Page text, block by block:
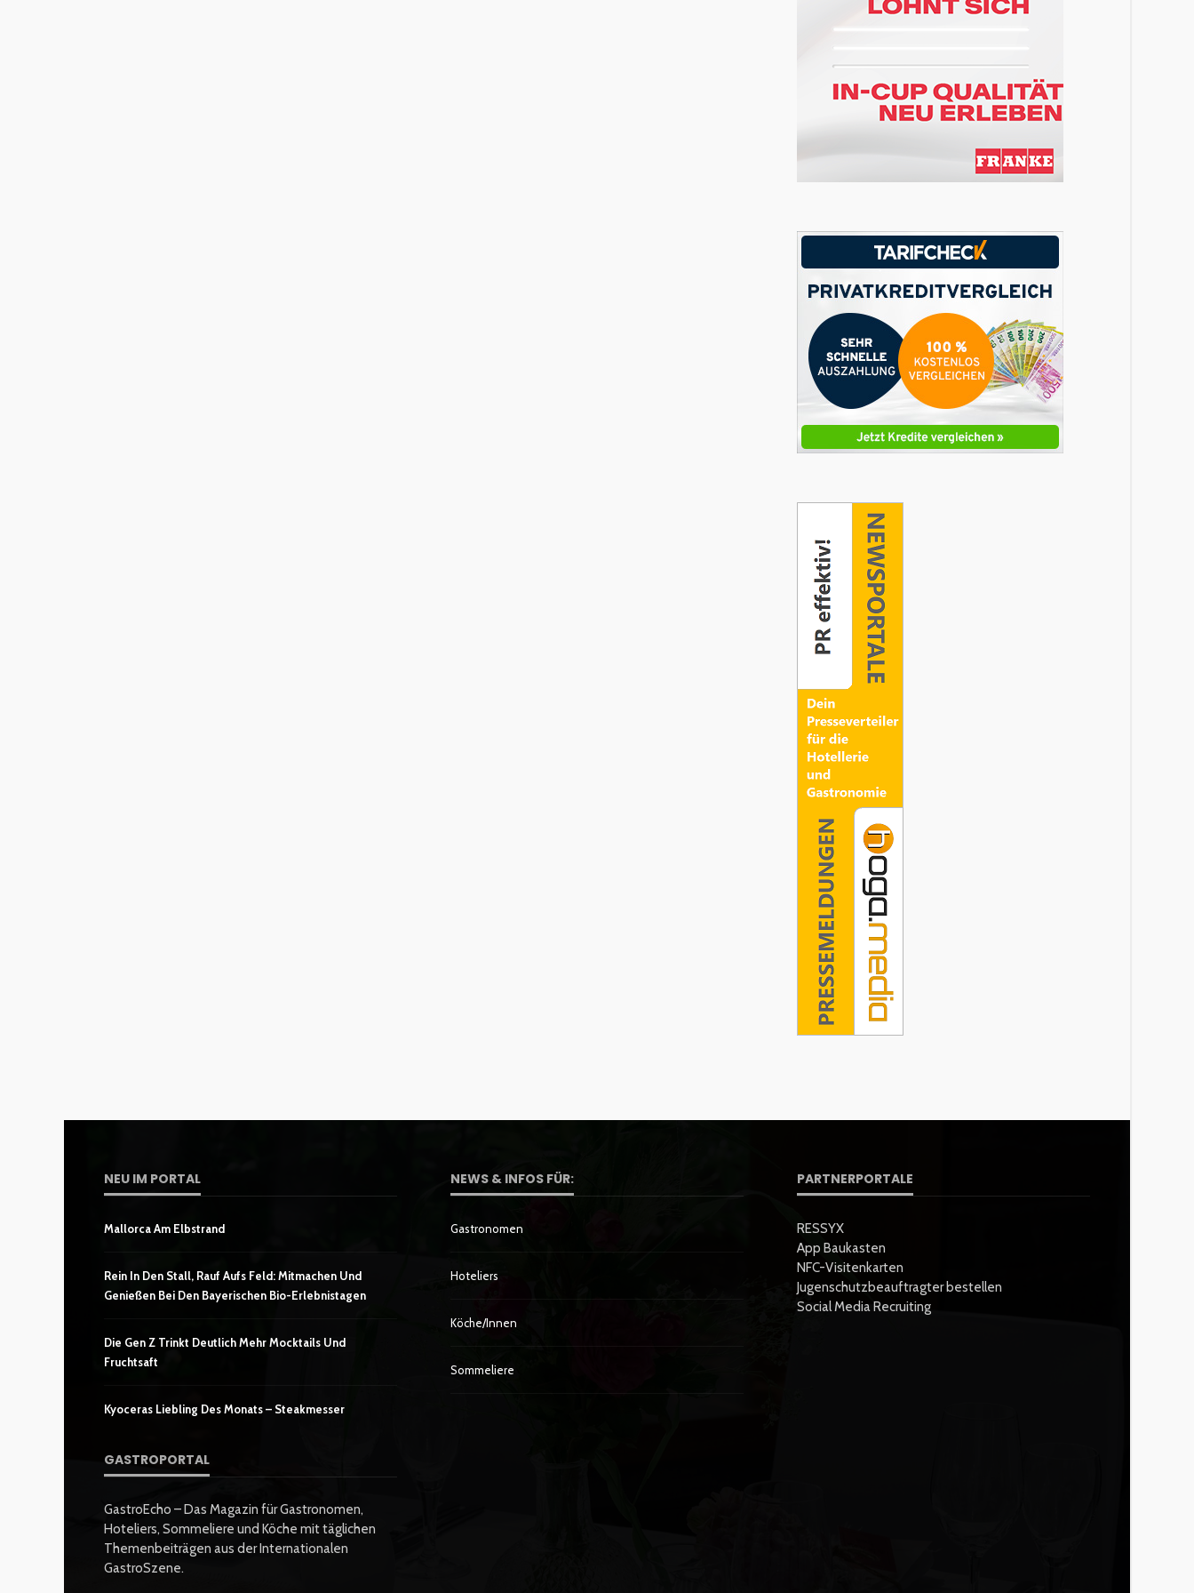
NEU IM PORTAL
Mallorca Am Elbstrand
Rein In Den Stall, Rauf Aufs Feld: Mitmachen Und
Genießen Bei Den Bayerischen Bio-Erlebnistagen
Die Gen Z Trinkt Deutlich Mehr Mocktails Und
Fruchtsaft
Kyoceras Liebling Des Monats – Steakmesser
GASTROPORTAL
GastroEcho – Das Magazin für Gastronomen,
Hoteliers, Sommeliere und Köche mit täglichen
Themenbeiträgen aus der Internationalen
GastroSzene.
NEWS & INFOS FÜR:
Gastronomen
Hoteliers
Köche/innen
Sommeliere
PARTNERPORTALE
RESSYX
App Baukasten
NFC-Visitenkarten
Jugenschutzbeauftragter bestellen
Social Media Recruiting